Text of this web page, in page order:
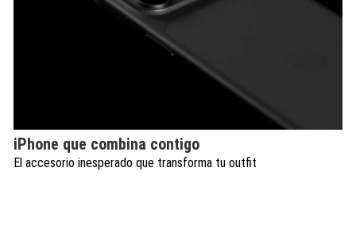
iPhone que combina contigo
El accesorio inesperado que transforma tu outfit